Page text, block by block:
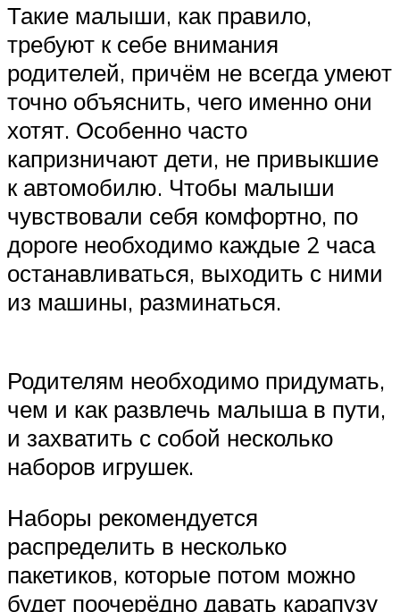
Такие малыши, как правило,
требуют к себе внимания
родителей, причём не всегда умеют
точно объяснить, чего именно они
хотят. Особенно часто
капризничают дети, не привыкшие
к автомобилю. Чтобы малыши
чувствовали себя комфортно, по
дороге необходимо каждые 2 часа
останавливаться, выходить с ними
из машины, разминаться.
Родителям необходимо придумать,
чем и как развлечь малыша в пути,
и захватить с собой несколько
наборов игрушек.
Наборы рекомендуется
распределить в несколько
пакетиков, которые потом можно
будет поочерёдно давать карапузу